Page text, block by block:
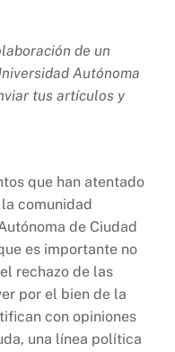
de un
Autónoma
tus artículos y
que han atentado
comunidad
de Ciudad
es importante no
rechazo de las
por el bien de la
con opiniones
una línea política